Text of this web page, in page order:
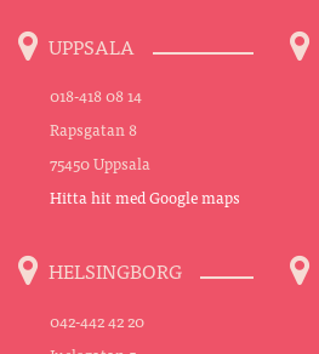
UPPSALA
018-418 08 14
Rapsgatan 8
75450 Uppsala
Hitta hit med Google maps
HELSINGBORG
042-442 42 20